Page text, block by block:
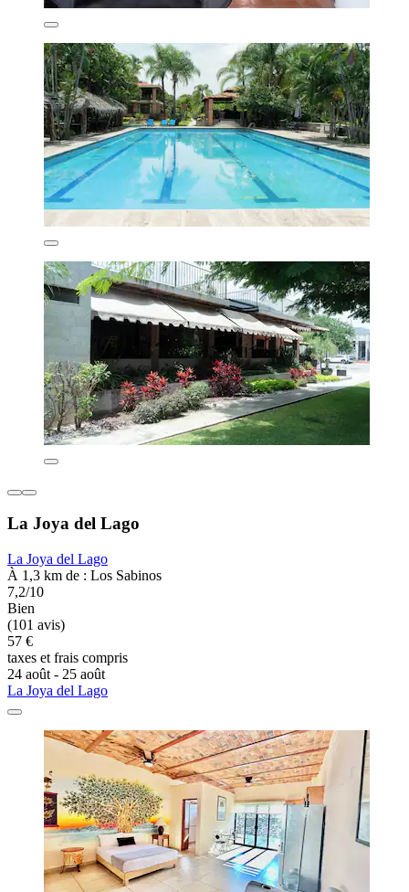
La Joya del Lago
La Joya del Lago
À 1,3 km de : Los Sabinos
7,2/10
Bien
(101 avis)
57 €
taxes et frais compris
24 août - 25 août
La Joya del Lago